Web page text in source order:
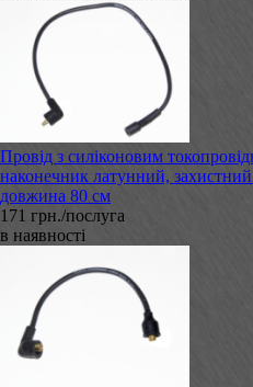
Провід з силіконовим
наконечник латунний,
довжина 80 см
171 грн./послуга
в наявності